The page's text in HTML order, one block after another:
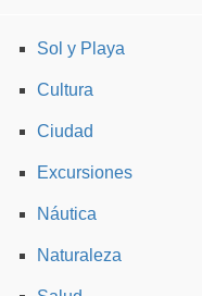
Sol y Playa
Cultura
Ciudad
Excursiones
Náutica
Naturaleza